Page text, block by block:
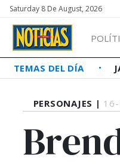
Saturday 8 De August, 2026
TEMAS DEL DÍA
PERSONAJES |